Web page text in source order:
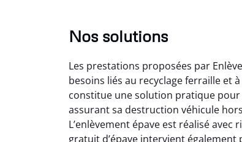
Nos solutions
Les prestations proposées par
besoins liés au recyclage ferraille et
constitue une solution pratique
assurant sa destruction véhicule
L’enlèvement épave est réalisé
gratuit d’épave intervient également